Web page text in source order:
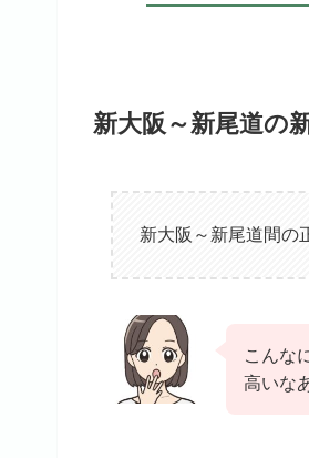
新大阪～新尾道の
新大阪～新尾道間の
こんな
高いな